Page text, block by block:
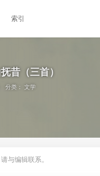
索引
昔（三首）
分类：文学
与编辑联系。